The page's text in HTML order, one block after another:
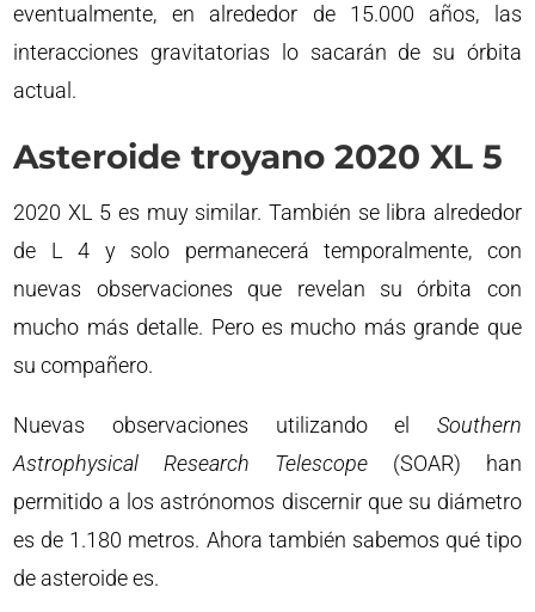
eventualmente, en alrededor de 15.000 años, las
interacciones gravitatorias lo sacarán de su órbita
actual.
Asteroide troyano 2020 XL 5
2020 XL 5 es muy similar. También se libra alrededor
de L 4 y solo permanecerá temporalmente, con
nuevas observaciones que revelan su órbita con
mucho más detalle. Pero es mucho más grande que
su compañero.
Nuevas observaciones utilizando el Southern
Astrophysical Research Telescope (SOAR) han
permitido a los astrónomos discernir que su diámetro
es de 1.180 metros. Ahora también sabemos qué tipo
de asteroide es.